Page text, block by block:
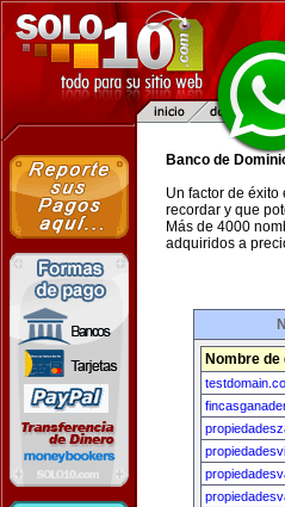
Banco de
Un factor de
recordar y que
Más de 4000
adquiridos a
Nombre de